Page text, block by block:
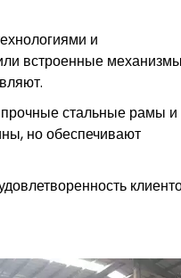
и
встроенные механизмы
прочные стальные рамы и
но обеспечивают